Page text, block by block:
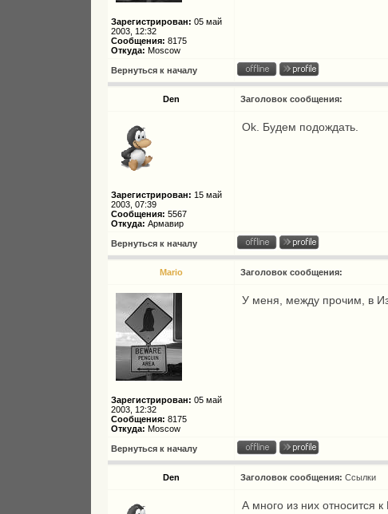
Зарегистрирован: 05 май
2003, 12:32
Сообщения: 8175
Откуда: Moscow
Вернуться к началу
Den Заголовок сообщения:
Зарегистрирован: 15 май
2003, 07:39
Сообщения: 5567
Откуда: Армавир
Ok. Будем подождать.
Вернуться к началу
Mario Заголовок сообщения:
Зарегистрирован: 05 май
2003, 12:32
Сообщения: 8175
Откуда: Moscow
У меня, между прочим, в
Вернуться к началу
Den Заголовок сообщения: Ссылки
А много из них относится